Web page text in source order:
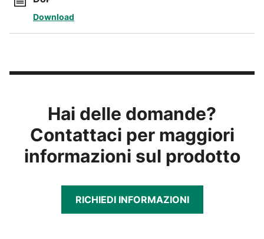
Download
Hai delle domande?
Contattaci per maggiori
informazioni sul prodotto
RICHIEDI INFORMAZIONI